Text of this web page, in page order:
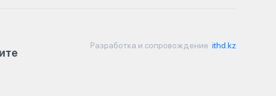
Разработка и сопровождение ithd.kz